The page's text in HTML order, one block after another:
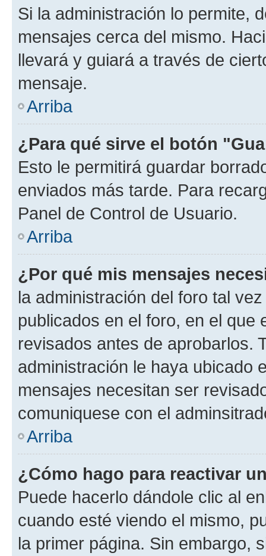
Si la administración lo permite,
mensajes cerca del mismo.
llevará y guiará a través de
mensaje.
Arriba
¿Para qué sirve el botón
Esto le permitirá guardar
enviados más tarde. Para
Panel de Control de Usuario.
Arriba
¿Por qué mis mensajes
la administración del foro tal
publicados en el foro, en el
revisados antes de aprobarlos.
administración le haya ubicado
mensajes necesitan ser
comuniquese con el
Arriba
¿Cómo hago para reactivar
Puede hacerlo dándole clic al
cuando esté viendo el mismo,
la primer página. Sin embargo,